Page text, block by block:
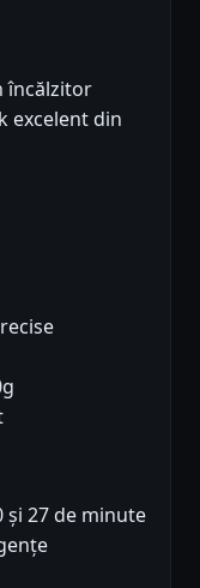
încălzitor
excelent din
și 27 de minute